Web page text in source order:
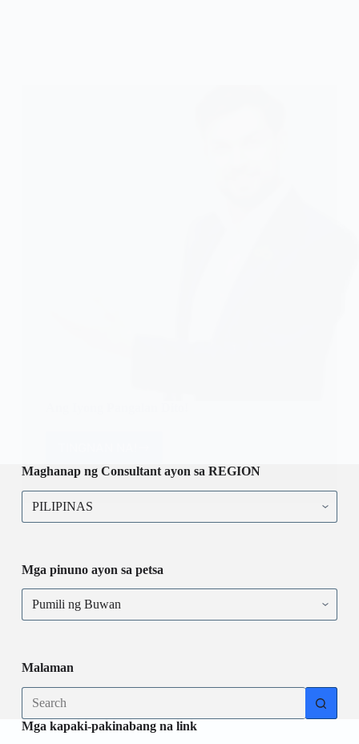
Iyong
Maghanap ng Consultant ayon sa REGION
Maghanap
ng
Consultant
REGION
Mga pinuno ayon sa petsa
Mga
pinuno
ayon
Malaman
No
results
Mga kapaki-pakinabang na link